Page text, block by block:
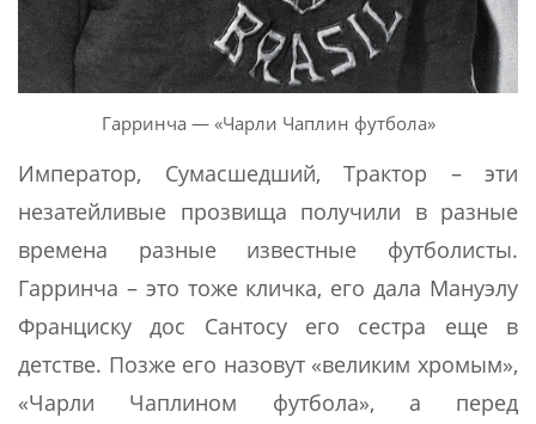
Гарринча — «Чарли Чаплин футбола»
Император, Сумасшедший, Трактор – эти
незатейливые прозвища получили в разные
времена разные известные футболисты.
Гарринча – это тоже кличка, его дала Мануэлу
Франциску дос Сантосу его сестра еще в
детстве. Позже его назовут «великим хромым»,
«Чарли Чаплином футбола», а перед